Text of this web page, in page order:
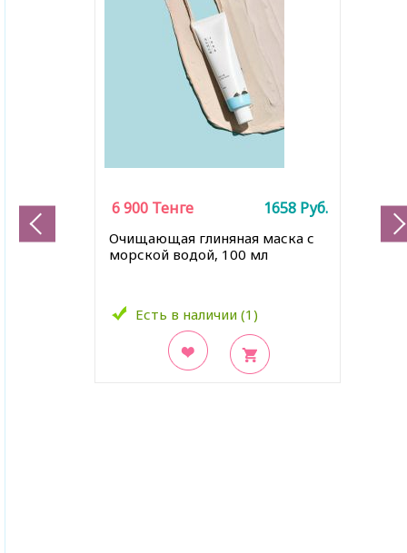
Очищающая глиняная маска с
морской водой, 100 мл
Есть в наличии (1)
6 900 Тенге 1658 Руб.